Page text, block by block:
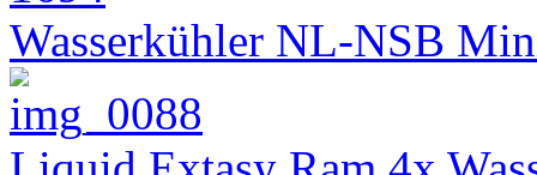
Wasserkühler NL-NSB